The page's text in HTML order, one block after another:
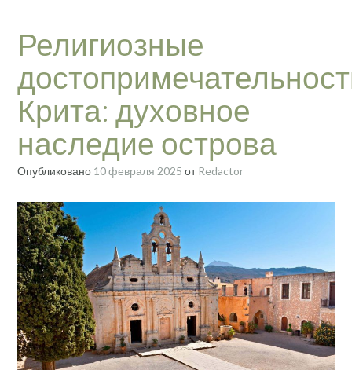
Религиозные
Крита: духовное
наследие острова
Опубликовано 10 февраля 2025 отRedactor